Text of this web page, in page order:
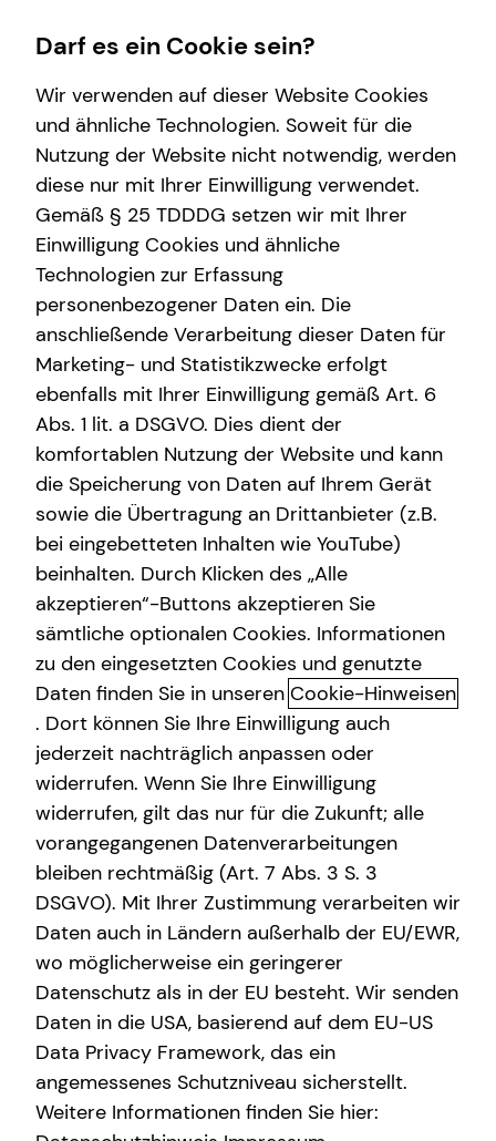
Wissenswertes
Über tecis
Podcast
teamzukunft
Service
Kundenportal
Schadenabwicklung
Finanzberatung
Spezialisten-Netzwerk
Karriere-Infos
Karrierechancen
Initiativbewerbung
Mit mytecis – Finanzen und
Versicherungen digital verwalten
Mit mytecis hast du deine Finanzen, Versicherungen und
wichtigen Dokumente jederzeit im Blick.
Verwalte deine Verträge, behalte deine Konten und
Depots im Überblick und stehe jederzeit mit mir in
Darf es ein Cookie sein?
Wir verwenden auf dieser Website Cookies
und ähnliche Technologien. Soweit für die
Nutzung der Website nicht notwendig, werden
diese nur mit Ihrer Einwilligung verwendet.
Gemäß § 25 TDDDG setzen wir mit Ihrer
Einwilligung Cookies und ähnliche
Technologien zur Erfassung
personenbezogener Daten ein. Die
anschließende Verarbeitung dieser Daten für
Marketing- und Statistikzwecke erfolgt
ebenfalls mit Ihrer Einwilligung gemäß Art. 6
Abs. 1 lit. a DSGVO. Dies dient der
komfortablen Nutzung der Website und kann
die Speicherung von Daten auf Ihrem Gerät
sowie die Übertragung an Drittanbieter (z.B.
bei eingebetteten Inhalten wie YouTube)
beinhalten. Durch Klicken des „Alle
akzeptieren“-Buttons akzeptieren Sie
sämtliche optionalen Cookies. Informationen
zu den eingesetzten Cookies und genutzte
Daten finden Sie in unseren Cookie-Hinweisen
. Dort können Sie Ihre Einwilligung auch
jederzeit nachträglich anpassen oder
widerrufen. Wenn Sie Ihre Einwilligung
widerrufen, gilt das nur für die Zukunft; alle
vorangegangenen Datenverarbeitungen
bleiben rechtmäßig (Art. 7 Abs. 3 S. 3
DSGVO). Mit Ihrer Zustimmung verarbeiten wir
Daten auch in Ländern außerhalb der EU/EWR,
wo möglicherweise ein geringerer
Datenschutz als in der EU besteht. Wir senden
Daten in die USA, basierend auf dem EU-US
Data Privacy Framework, das ein
angemessenes Schutzniveau sicherstellt.
Weitere Informationen finden Sie hier: